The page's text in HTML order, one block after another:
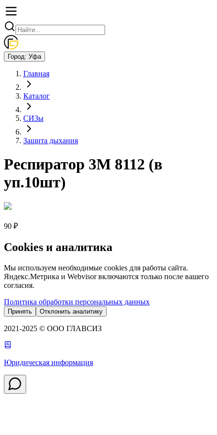
Город: Уфа
Главная
Каталог
СИЗы
Защита дыхания
Респиратор 3М 8112 (в
уп.10шт)
90 ₽
Cookies и аналитика
Мы используем необходимые cookies для работы сайта.
Яндекс.Метрика и Webvisor включаются только после вашего
согласия.
Политика обработки персональных данных
Принять Отклонить аналитику
2021-2025 © ООО ГЛАВСИЗ
Юридическая информация